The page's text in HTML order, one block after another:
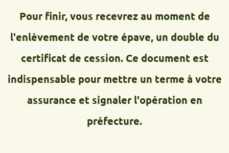
Pour finir, vous recevrez au moment de
l'enlèvement de votre épave, un double du
certificat de cession. Ce document est
indispensable pour mettre un terme à votre
assurance et signaler l'opération en
préfecture.